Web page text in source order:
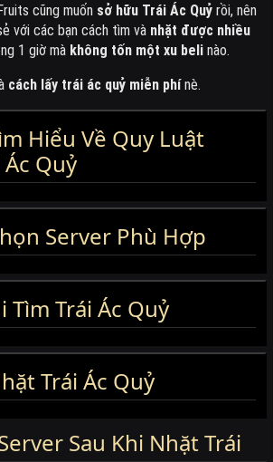
cũng muốn sở hữu Trái Ác Quỷrồi, nên
với các bạn cách tìm vànhặt được nhiều
1 giờ mà không tốn một xu beli nào.
cách lấy trái ác quỷ miễn phínè.
Hiểu Về Quy Luật
Quỷ
Server Phù Hợp
Tìm Trái Ác Quỷ
Trái Ác Quỷ
Sau Khi Nhặt Trái